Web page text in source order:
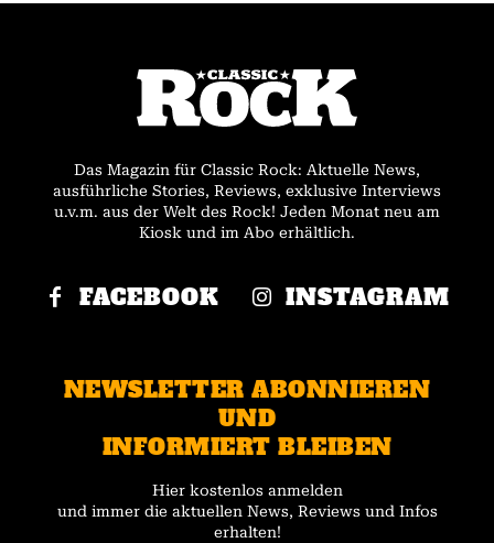
Das Magazin für Classic Rock: Aktuelle News,
ausführliche Stories, Reviews, exklusive Interviews
u.v.m. aus der Welt des Rock! Jeden Monat neu am
Kiosk und im Abo erhältlich.
FACEBOOK INSTAGRAM
NEWSLETTER ABONNIEREN
UND
INFORMIERT BLEIBEN
Hier kostenlos anmelden
und immer die aktuellen News, Reviews und Infos
erhalten!